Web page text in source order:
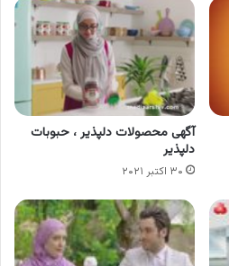
آگهی محصولات دلپذیر ، حبوبات
دلپذیر
۳۰ اکتبر ۲۰۲۱